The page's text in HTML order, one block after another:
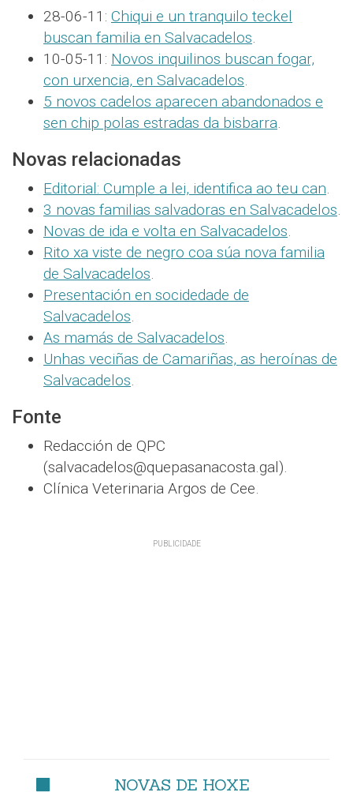
28-06-11: Chiqui e un tranquilo teckel
buscan familia en Salvacadelos.
10-05-11: Novos inquilinos buscan fogar,
con urxencia, en Salvacadelos.
5 novos cadelos aparecen abandonados e
sen chip polas estradas da bisbarra.
Novas relacionadas
Editorial: Cumple a lei, identifica ao teu can.
3 novas familias salvadoras en Salvacadelos.
Novas de ida e volta en Salvacadelos.
Rito xa viste de negro coa súa nova familia
de Salvacadelos.
Presentación en socidedade de
Salvacadelos.
As mamás de Salvacadelos.
Unhas veciñas de Camariñas, as heroínas de
Salvacadelos.
Fonte
Redacción de QPC
(salvacadelos@quepasanacosta.gal).
Clínica Veterinaria Argos de Cee.
NOVAS DE HOXE